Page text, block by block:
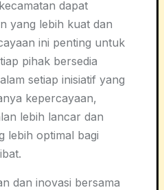
dapat
yang lebih kuat dan
ini penting untuk
pihak bersedia
setiap inisiatif yang
kepercayaan,
lebih lancar dan
lebih optimal bagi
dan inovasi bersama